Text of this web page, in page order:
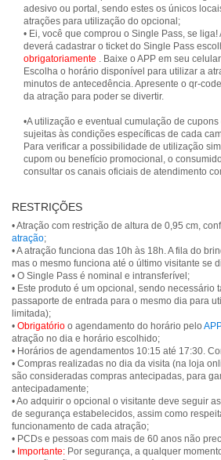
adesivo ou portal, sendo estes os únicos
atrações para utilização do opcional;
• Ei, você que comprou o Single Pass, se liga!
deverá cadastrar o ticket do Single Pass
obrigatoriamente . Baixe o APP em seu
Escolha o horário disponível para utilizar a
minutos de antecedência. Apresente o qr-
da atração para poder se divertir.
•A utilização e eventual cumulação de
sujeitas às condições específicas de cada
Para verificar a possibilidade de utilização
cupom ou benefício promocional, o
consultar os canais oficiais de atendimento
RESTRIÇÕES
• Atração com restrição de altura de 0,95 cm,
atração;
• A atração funciona das 10h às 18h. A fila do
mas o mesmo funciona até o último visitante se
• O Single Pass é nominal e intransferível;
• Este produto é um opcional, sendo necessário
passaporte de entrada para o mesmo dia para
limitada);
• Obrigatório o agendamento do horário pelo
atração no dia e horário escolhido;
• Horários de agendamentos 10:15 até 17:30.
• Compras realizadas no dia da visita (na loja
são consideradas compras antecipadas, para
antecipadamente;
• Ao adquirir o opcional o visitante deve seguir
de segurança estabelecidos, assim como
funcionamento de cada atração;
• PCDs e pessoas com mais de 60 anos não
• Importante: Por segurança, a qualquer